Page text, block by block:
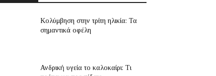
Κολύμβηση στην τρίτη ηλικία: Τα
σημαντικά οφέλη
Ανδρική υγεία το καλοκαίρι: Τι